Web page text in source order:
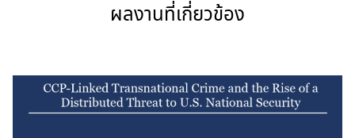
ผลงานที่เกี่ยวข้อง